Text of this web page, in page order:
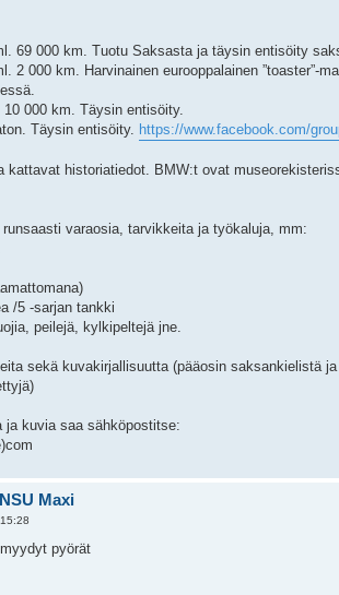
69 000 km. Tuotu Saksasta ja täysin entisöity
2 000 km. Harvinainen eurooppalainen
000 km. Täysin entisöity.
Täysin entisöity. https://www.facebook.com/
kattavat historiatiedot. BMW:t ovat
varaosia, tarvikkeita ja työkaluja, mm:
/5 -sarjan tankki
peilejä, kylkipeltejä jne.
sekä kuvakirjallisuutta (pääosin saksankielistä
kuvia saa sähköpostitse:
Maxi
pyörät